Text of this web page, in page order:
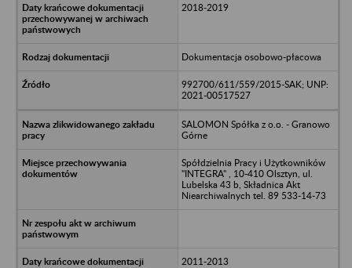
2018-2019
Dokumentacja osobowo-płacowa
992700/611/559/2015-SAK; UNP:
2021-00517527
SALOMON Spółka z o.o. - Granowo
Górne
Spółdzielnia Pracy i Użytkowników
"INTEGRA" , 10-410 Olsztyn, ul.
Lubelska 43 b, Składnica Akt
Niearchiwalnych tel. 89 533-14-73
2011-2013